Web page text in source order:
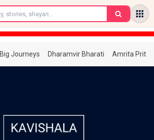
Big Journeys Dharamvir Bharati Amrita